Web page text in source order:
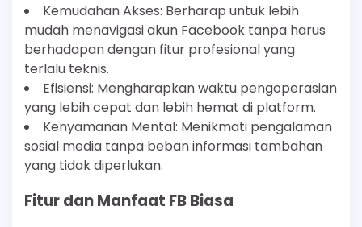
Kemudahan Akses: Berharap untuk lebih
mudah menavigasi akun Facebook tanpa harus
berhadapan dengan fitur profesional yang
terlalu teknis.
Efisiensi: Mengharapkan waktu pengoperasian
yang lebih cepat dan lebih hemat di platform.
Kenyamanan Mental: Menikmati pengalaman
sosial media tanpa beban informasi tambahan
yang tidak diperlukan.
Fitur dan Manfaat FB Biasa